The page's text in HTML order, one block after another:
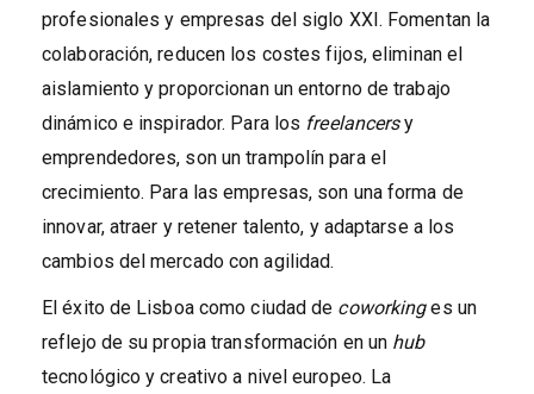
profesionales y empresas del siglo XXI. Fomentan la
colaboración, reducen los costes fijos, eliminan el
aislamiento y proporcionan un entorno de trabajo
dinámico e inspirador. Para los freelancersy
emprendedores, son un trampolín para el
crecimiento. Para las empresas, son una forma de
innovar, atraer y retener talento, y adaptarse a los
cambios del mercado con agilidad.
El éxito de Lisboa como ciudad de coworkinges un
reflejo de su propia transformación en un hub
tecnológico y creativo a nivel europeo. La